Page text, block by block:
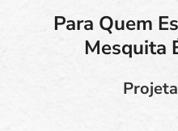
Para Quem
Mesquita